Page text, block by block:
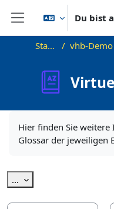
Zum Hauptinhalt
Website-Übersicht
Du bist
Startseite
Hier finden Sie
Glossar der jeweiligen
... Einträge exportieren